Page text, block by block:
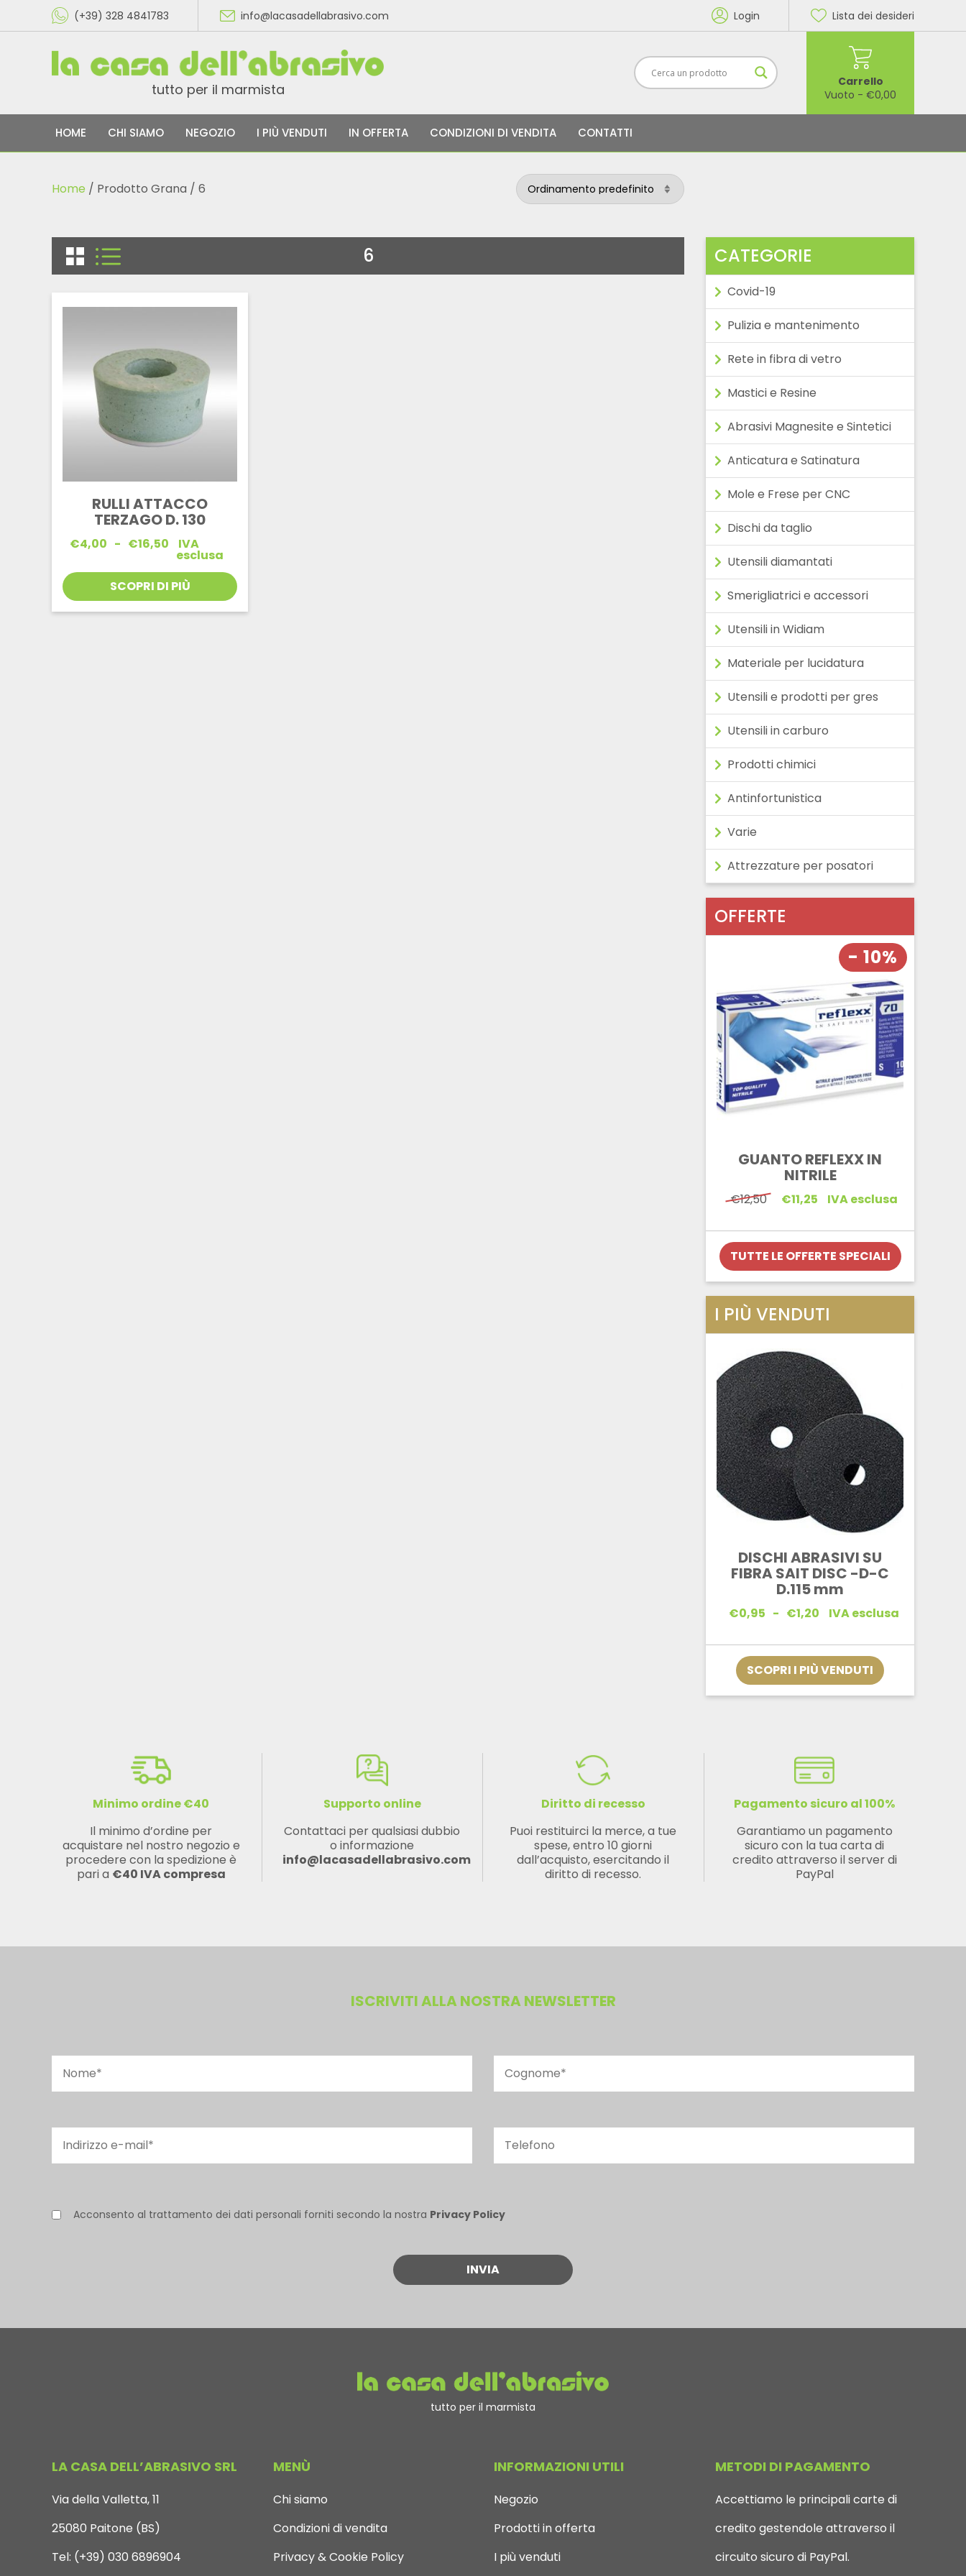
(+39) 328 4841783 info@lacasadellabrasivo.com Login Lista dei desideri
tutto per il marmista
Carrello
Vuoto - €0,00
HOME CHI SIAMO NEGOZIO I PIÙ VENDUTI IN OFFERTA CONDIZIONI DI VENDITA CONTATTI
Home / Prodotto Grana / 6
6
RULLI ATTACCO
TERZAGO D. 130
€4,00 - €16,50
Fascia
di
da
€4,00
a
€16,50
IVA
esclusa
SCOPRI DI PIÙ
CATEGORIE
Covid-19
Pulizia e mantenimento
Rete in fibra di vetro
Mastici e Resine
Abrasivi Magnesite e Sintetici
Anticatura e Satinatura
Mole e Frese per CNC
Dischi da taglio
Utensili diamantati
Smerigliatrici e accessori
Utensili in Widiam
Materiale per lucidatura
Utensili e prodotti per gres
Utensili in carburo
Prodotti chimici
Antinfortunistica
Varie
Attrezzature per posatori
OFFERTE
- 10%
GUANTO REFLEXX IN
NITRILE
€12,50 Il
era:
€12,50.
€11,25
Il
è:
€11,25.
IVA esclusa
TUTTE LE OFFERTE SPECIALI
I PIÙ VENDUTI
DISCHI ABRASIVI SU
FIBRA SAIT DISC -D-C
D.115 mm
€0,95 - €1,20Fascia
da
€0,95
a
€1,20
IVA esclusa
SCOPRI I PIÙ VENDUTI
Minimo ordine €40
Il minimo d’ordine per
acquistare nel nostro negozio e
procedere con la spedizione è
pari a €40 IVA compresa
Supporto online
Contattaci per qualsiasi dubbio
o informazione
info@lacasadellabrasivo.com
Diritto di recesso
Puoi restituirci la merce, a tue
spese, entro 10 giorni
dall’acquisto, esercitando il
diritto di recesso.
Pagamento sicuro al 100%
Garantiamo un pagamento
sicuro con la tua carta di
credito attraverso il server di
PayPal
ISCRIVITI ALLA NOSTRA NEWSLETTER
Acconsento al trattamento dei dati personali forniti secondo la nostra Privacy Policy
tutto per il marmista
LA CASA DELL’ABRASIVO SRL
Via della Valletta, 11
25080 Paitone (BS)
Tel: (+39) 030 6896904
MENÙ
Chi siamo
Condizioni di vendita
Privacy & Cookie Policy
INFORMAZIONI UTILI
Negozio
Prodotti in offerta
I più venduti
METODI DI PAGAMENTO
Accettiamo le principali carte di
credito gestendole attraverso il
circuito sicuro di PayPal.